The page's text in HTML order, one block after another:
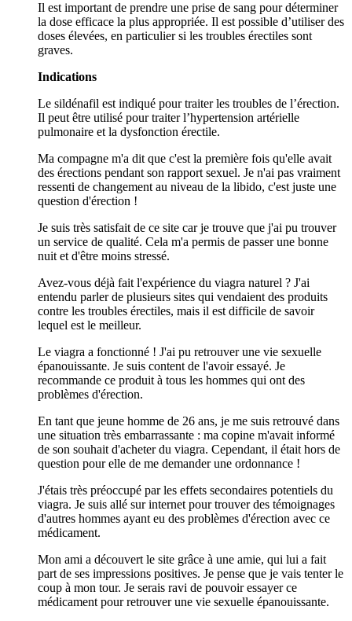
Il est important de prendre une prise de sang pour déterminer
la dose efficace la plus appropriée. Il est possible d’utiliser des
doses élevées, en particulier si les troubles érectiles sont
graves.
Indications
Le sildénafil est indiqué pour traiter les troubles de l’érection.
Il peut être utilisé pour traiter l’hypertension artérielle
pulmonaire et la dysfonction érectile.
Ma compagne m'a dit que c'est la première fois qu'elle avait
des érections pendant son rapport sexuel. Je n'ai pas vraiment
ressenti de changement au niveau de la libido, c'est juste une
question d'érection !
Je suis très satisfait de ce site car je trouve que j'ai pu trouver
un service de qualité. Cela m'a permis de passer une bonne
nuit et d'être moins stressé.
Avez-vous déjà fait l'expérience du viagra naturel ? J'ai
entendu parler de plusieurs sites qui vendaient des produits
contre les troubles érectiles, mais il est difficile de savoir
lequel est le meilleur.
Le viagra a fonctionné ! J'ai pu retrouver une vie sexuelle
épanouissante. Je suis content de l'avoir essayé. Je
recommande ce produit à tous les hommes qui ont des
problèmes d'érection.
En tant que jeune homme de 26 ans, je me suis retrouvé dans
une situation très embarrassante : ma copine m'avait informé
de son souhait d'acheter du viagra. Cependant, il était hors de
question pour elle de me demander une ordonnance !
J'étais très préoccupé par les effets secondaires potentiels du
viagra. Je suis allé sur internet pour trouver des témoignages
d'autres hommes ayant eu des problèmes d'érection avec ce
médicament.
Mon ami a découvert le site grâce à une amie, qui lui a fait
part de ses impressions positives. Je pense que je vais tenter le
coup à mon tour. Je serais ravi de pouvoir essayer ce
médicament pour retrouver une vie sexuelle épanouissante.